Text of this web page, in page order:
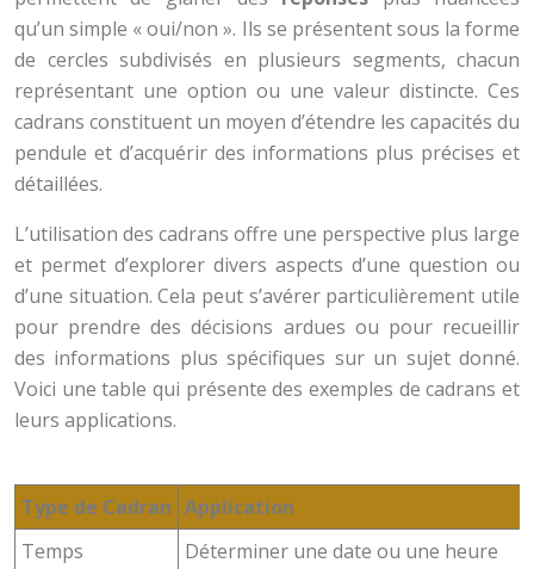
qu’un simple « oui/non ». Ils se présentent sous la forme
de cercles subdivisés en plusieurs segments, chacun
représentant une option ou une valeur distincte. Ces
cadrans constituent un moyen d’étendre les capacités du
pendule et d’acquérir des informations plus précises et
détaillées.
L’utilisation des cadrans offre une perspective plus large
et permet d’explorer divers aspects d’une question ou
d’une situation. Cela peut s’avérer particulièrement utile
pour prendre des décisions ardues ou pour recueillir
des informations plus spécifiques sur un sujet donné.
Voici une table qui présente des exemples de cadrans et
leurs applications.
Type de Cadran Application
Temps
Déterminer une date ou une heure